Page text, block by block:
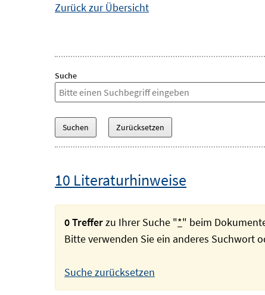
Zurück zur Übersicht
Suche
10 Literaturhinweise
0 Trefferzu Ihrer Suche "*" beim
Bitte verwenden Sie ein anderes Suchwort
Suche zurücksetzen